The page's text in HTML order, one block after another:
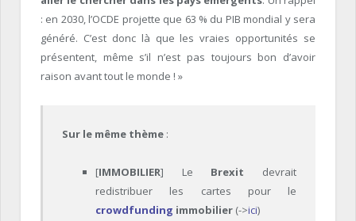
: en 2030, l’OCDE projette que 63 % du PIB mondial y sera
généré. C’est donc là que les vraies opportunités se
présentent, même s’il n’est pas toujours bon d’avoir
raison avant tout le monde ! »
Sur le même thème :
[IMMOBILIER] Le Brexit devrait
redistribuer les cartes pour le
crowdfunding immobilier (->ici)